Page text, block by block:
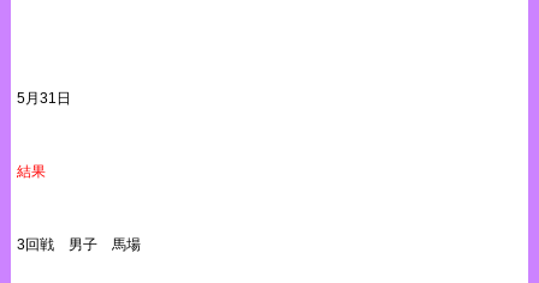
5月31日
結果
3回戦 男子 馬場